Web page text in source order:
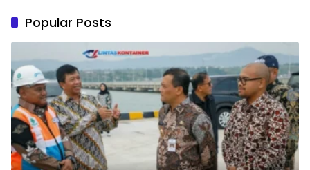
Popular Posts